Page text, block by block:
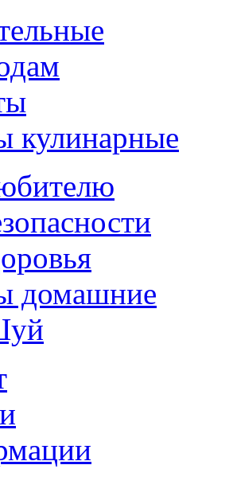
кулинарные
домашние